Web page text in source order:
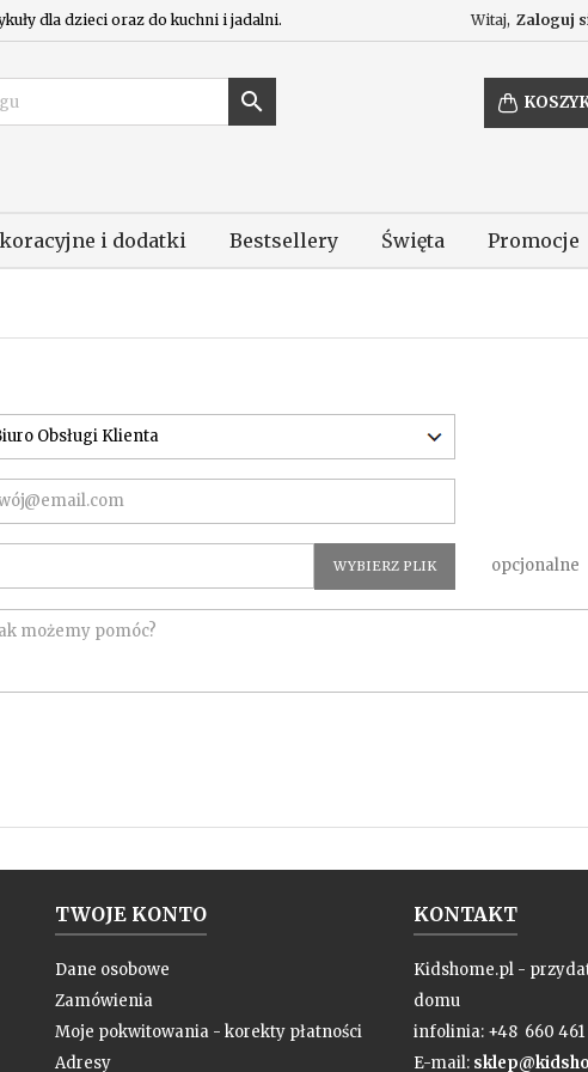
dla dzieci oraz do kuchni i jadalni. Witaj, Zaloguj

i dodatki Bestsellery Święta Promocje
WYBIERZ PLIK opcjonalne
TWOJE KONTO
Dane osobowe
Zamówienia
Moje pokwitowania - korekty płatności
Adresy
KONTAKT
Kidshome.pl -
domu
infolinia: +48 660 461
E-mail: